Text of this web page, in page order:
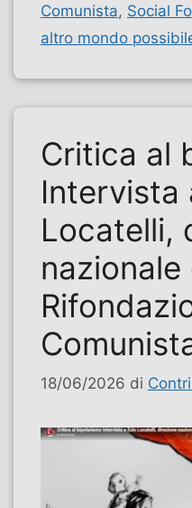
Comunista, Social
altro mondo
Critica al
Intervista
Locatelli,
nazionale
18/06/2026 di